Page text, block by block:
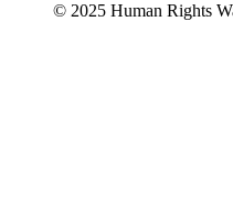
© 2025 Human Rights